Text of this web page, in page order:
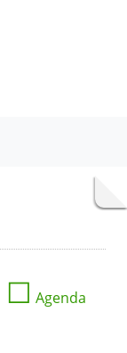
☐ Agenda